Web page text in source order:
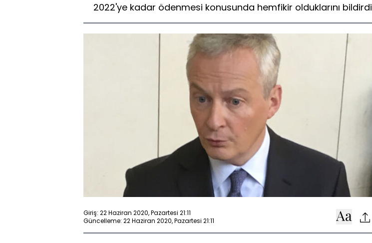
2022'ye kadar ödenmesi konusunda hemfikir olduklarını bildirdi
Giriş: 22 Haziran 2020, Pazartesi 21:11
Güncelleme: 22 Haziran 2020, Pazartesi 21:11